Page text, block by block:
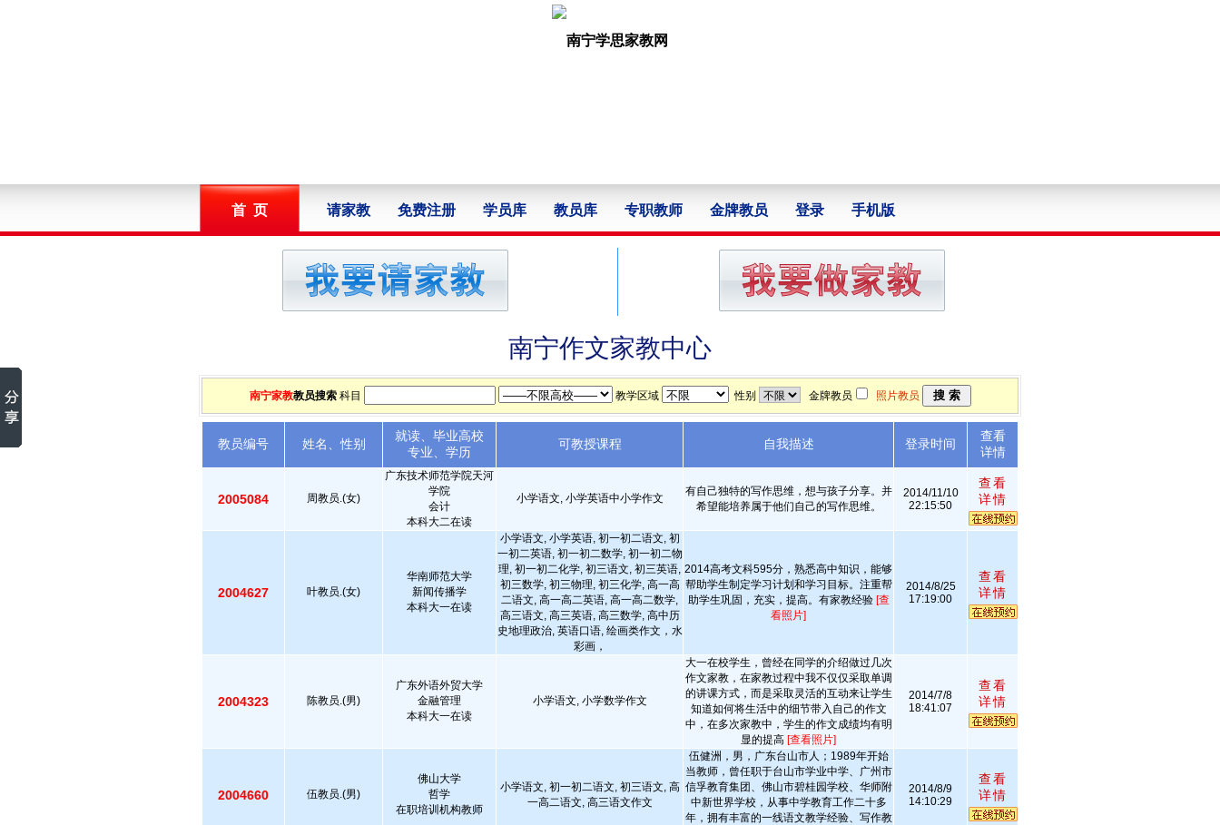
首 页 请家教 免费注册 学员库 教员库 专职教师 金牌教员 登录 手机版
南宁作文家教中心
南宁家教教员搜索科目 教学区域 性别 金牌教员 照片教员
教员编号 姓名、性别
就读、毕业高校
专业、学历
可教授课程 自我描述 登录时间
查看
详情
2005084 周教员.(女)
广东技术师范学院天河
学院
会计
本科大二在读
小学语文, 小学英语中小学作文
有自己独特的写作思维，想与孩子分享。并
希望能培养属于他们自己的写作思维。
2014/11/10
22:15:50
查看
详情
2004627 叶教员.(女)
华南师范大学
新闻传播学
本科大一在读
小学语文, 小学英语, 初一初二语文, 初
一初二英语, 初一初二数学, 初一初二物
理, 初一初二化学, 初三语文, 初三英语,
初三数学, 初三物理, 初三化学, 高一高
二语文, 高一高二英语, 高一高二数学,
高三语文, 高三英语, 高三数学, 高中历
史地理政治, 英语口语, 绘画类作文，水
彩画，
2014高考文科595分，熟悉高中知识，能够
帮助学生制定学习计划和学习目标。注重帮
助学生巩固，充实，提高。有家教经验 [查
看照片]
2014/8/25
17:19:00
查看
详情
2004323 陈教员.(男)
广东外语外贸大学
金融管理
本科大一在读
小学语文, 小学数学作文
大一在校学生，曾经在同学的介绍做过几次
作文家教，在家教过程中我不仅仅采取单调
的讲课方式，而是采取灵活的互动来让学生
知道如何将生活中的细节带入自己的作文
中，在多次家教中，学生的作文成绩均有明
显的提高 [查看照片]
2014/7/8
18:41:07
查看
详情
2004660 伍教员.(男)
佛山大学
哲学
在职培训机构教师
小学语文, 初一初二语文, 初三语文, 高
一高二语文, 高三语文作文
伍健洲，男，广东台山市人；1989年开始
当教师，曾任职于台山市学业中学、广州市
信孚教育集团、佛山市碧桂园学校、华师附
中新世界学校，从事中学教育工作二十多
年，拥有丰富的一线语文教学经验、写作教
2014/8/9
14:10:29
查看
详情